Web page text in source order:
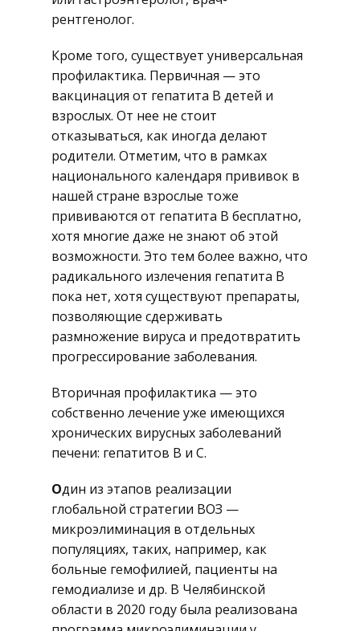
рентгенолог.
Кроме того, существует универсальная
профилактика. Первичная — это
вакцинация от гепатита B детей и
взрослых. От нее не стоит
отказываться, как иногда делают
родители. Отметим, что в рамках
национального календаря прививок в
нашей стране взрослые тоже
прививаются от гепатита B бесплатно,
хотя многие даже не знают об этой
возможности. Это тем более важно, что
радикального излечения гепатита B
пока нет, хотя существуют препараты,
позволяющие сдерживать
размножение вируса и предотвратить
прогрессирование заболевания.
Вторичная профилактика — это
собственно лечение уже имеющихся
хронических вирусных заболеваний
печени: гепатитов B и C.
Один из этапов реализации
глобальной стратегии ВОЗ —
микроэлиминация в отдельных
популяциях, таких, например, как
больные гемофилией, пациенты на
гемодиализе и др. В Челябинской
области в 2020 году была реализована